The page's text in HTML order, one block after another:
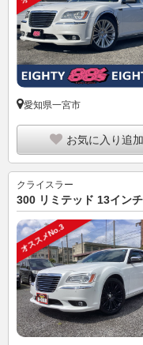
愛知県一宮市
お気に入り追加
クライスラー
300 リミテッド 13イン
オススメNo.3